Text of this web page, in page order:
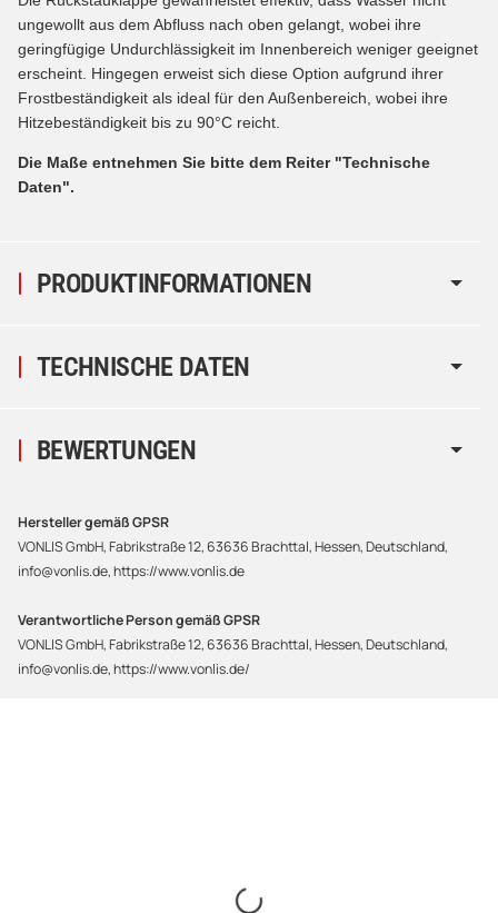
PRODUKTINFORMATIONEN
ungewollt aus dem Abfluss nach oben gelangt, wobei ihre
geringfügige Undurchlässigkeit im Innenbereich weniger geeignet
erscheint. Hingegen erweist sich diese Option aufgrund ihrer
Frostbeständigkeit als ideal für den Außenbereich, wobei ihre
Hitzebeständigkeit bis zu 90°C reicht.
Die Maße entnehmen Sie bitte dem Reiter "Technische
Daten".
TECHNISCHE DATEN
BEWERTUNGEN
Hersteller gemäß GPSR
VONLIS GmbH, Fabrikstraße 12, 63636 Brachttal, Hessen, Deutschland,
info@vonlis.de, https://www.vonlis.de
Verantwortliche Person gemäß GPSR
VONLIS GmbH, Fabrikstraße 12, 63636 Brachttal, Hessen, Deutschland,
info@vonlis.de, https://www.vonlis.de/